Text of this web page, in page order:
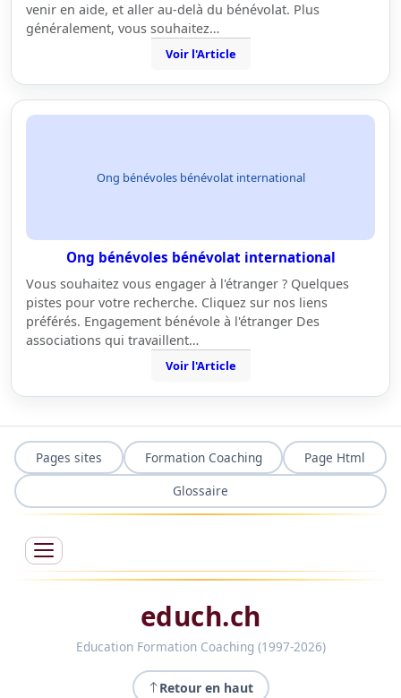
venir en aide, et aller au-delà du bénévolat. Plus
généralement, vous souhaitez…
Voir l'Article
Ong bénévoles bénévolat international
Ong bénévoles bénévolat international
Vous souhaitez vous engager à l'étranger ? Quelques
pistes pour votre recherche. Cliquez sur nos liens
préférés. Engagement bénévole à l'étranger Des
associations qui travaillent…
Voir l'Article
Pages sites Formation Coaching
Page Html
Glossaire
educh.ch
Education Formation Coaching (1997-2026)
Retour en haut